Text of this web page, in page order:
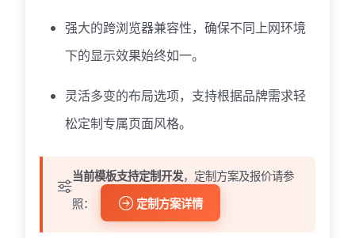
强大的跨浏览器兼容性，确保不同上网环境
下的显示效果始终如一。
灵活多变的布局选项，支持根据品牌需求轻
松定制专属页面风格。
当前模板支持定制开发，定制方案及报价请参
照：
定制方案详情